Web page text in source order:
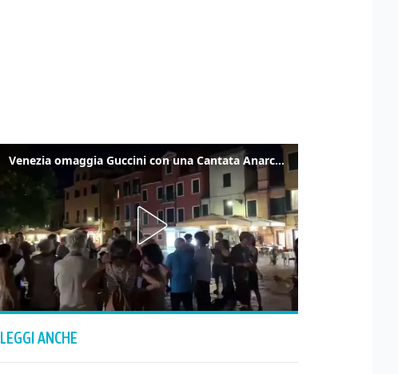
Venezia omaggia Guccini con una Cantata Anarchica in campo Santa Margherita
LEGGI ANCHE